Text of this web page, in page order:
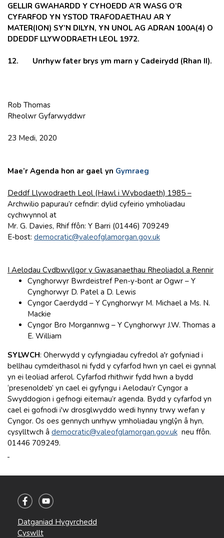
GELLIR GWAHARDD Y CYHOEDD A’R WASG O’R
CYFARFOD YN YSTOD TRAFODAETHAU AR Y
MATER(ION) SY’N DILYN, YN UNOL AG ADRAN 100A(4) O
DDEDDF LLYWODRAETH LEOL 1972.
12. Unrhyw fater brys ym marn y Cadeirydd (Rhan II).
Rob Thomas
Rheolwr Gyfarwyddwr
23 Medi, 2020
Mae’r Agenda hon ar gael yn Gymraeg
Deddf Llywodraeth Leol (Hawl i Wybodaeth) 1985 –
Archwilio papurau’r cefndir: dylid cyfeirio ymholiadau
cychwynnol at
Mr. G. Davies, Rhif ffôn: Y Barri (01446) 709249
E-bost: democratic@valeofglamorgan.gov.uk
I Aelodau Cydbwyllgor y Gwasanaethau Rheoliadol a Rennir
Cynghorwyr Bwrdeistref Pen-y-bont ar Ogwr – Y
Cynghorwyr D. Patel a D. Lewis
Cyngor Caerdydd – Y Cynghorwyr M. Michael a Ms. N.
Mackie
Cyngor Bro Morgannwg – Y Cynghorwyr J.W. Thomas a
E. William
SYLWCH: Oherwydd y cyfyngiadau cyfredol a'r gofyniad i
bellhau cymdeithasol ni fydd y cyfarfod hwn yn cael ei gynnal
yn ei leoliad arferol. Cyfarfod rhithwir fydd hwn a bydd
‘presenoldeb’ yn cael ei gyfyngu i Aelodau’r Cyngor a
Swyddogion i gefnogi eitemau’r agenda. Bydd y cyfarfod yn
cael ei gofnodi i'w drosglwyddo wedi hynny trwy wefan y
Cyngor. Os oes gennych unrhyw ymholiadau ynglŷn â hyn,
cysylltwch â democratic@valeofglamorgan.gov.uk neu ffôn.
01446 709249.
Datganiad Hygyrchedd
Cyswllt